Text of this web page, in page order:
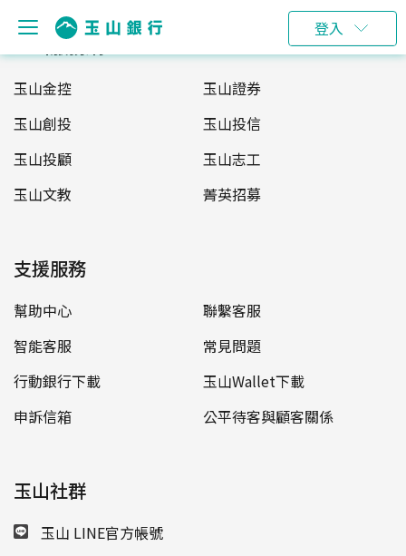
登入
玉山服務網
玉山金控
玉山證券
玉山創投
玉山投信
玉山投顧
玉山志工
玉山文教
菁英招募
支援服務
幫助中心
聯繫客服
智能客服
常見問題
行動銀行下載
玉山Wallet下載
申訴信箱
公平待客與顧客關係
玉山社群
玉山 LINE官方帳號